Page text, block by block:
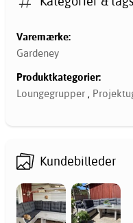
Varemærke:
Gardeney
Produktkategorier:
Loungegrupper
Kundebilleder